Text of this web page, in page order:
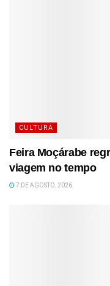
CULTURA
Feira Moçárabe
viagem no tempo
7 DE AGOSTO, 2026